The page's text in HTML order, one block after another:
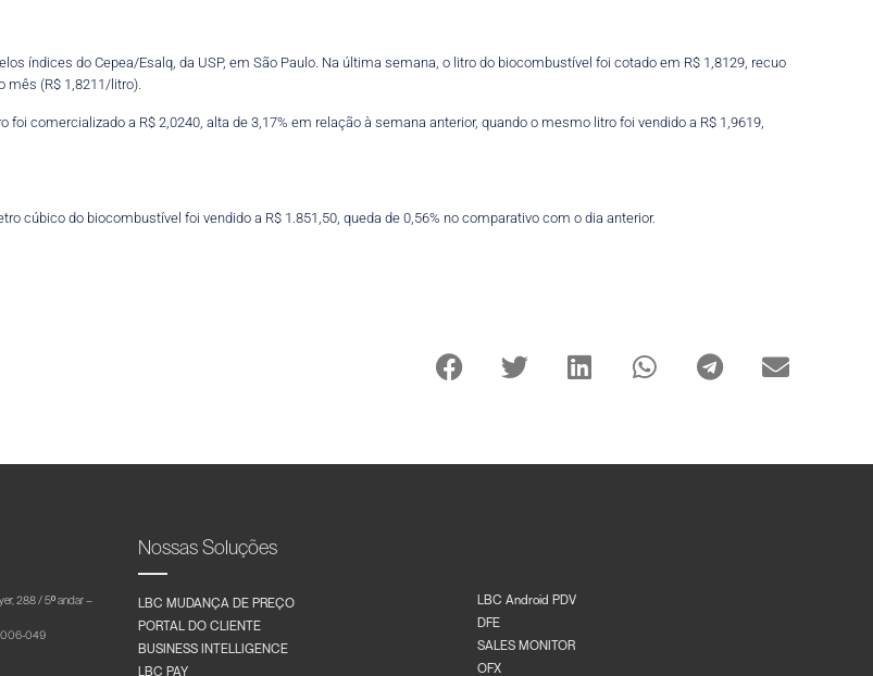
índices do Cepea/Esalq, da USP, em São Paulo. Na última semana, o litro do biocombustível foi cotado em R$ 1,8129, recuo
mês (R$ 1,8211/litro).
comercializado a R$ 2,0240, alta de 3,17% em relação à semana anterior, quando o mesmo litro foi vendido a R$ 1,9619,
cúbico do biocombustível foi vendido a R$ 1.851,50, queda de 0,56% no comparativo com o dia anterior.
288 / 5º andar –
049
Nossas Soluções
LBC MUDANÇA DE PREÇO
PORTAL DO CLIENTE
BUSINESS INTELLIGENCE
LBC PAY
LBC Android PDV
DFE
SALES MONITOR
OFX